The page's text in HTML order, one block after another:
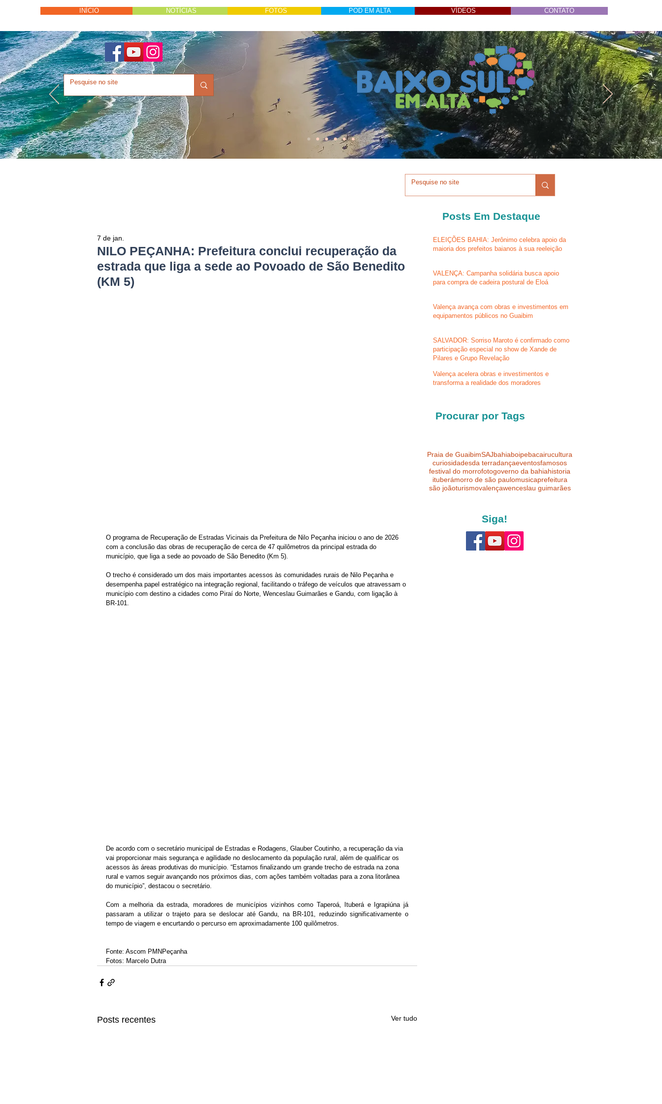
INÍCIO NOTÍCIAS FOTOS POD EM ALTA VÍDEOS CONTATO
NILO PEÇANHA: Prefeitura conclui recuperação da
estrada que liga a sede ao Povoado de São Benedito
(KM 5)
7 de jan.
O programa de Recuperação de Estradas Vicinais da Prefeitura de Nilo Peçanha iniciou o ano de 2026
com a conclusão das obras de recuperação de cerca de 47 quilômetros da principal estrada do
município, que liga a sede ao povoado de São Benedito (Km 5).
O trecho é considerado um dos mais importantes acessos às comunidades rurais de Nilo Peçanha e
desempenha papel estratégico na integração regional, facilitando o tráfego de veículos que atravessam o
município com destino a cidades como Piraí do Norte, Wenceslau Guimarães e Gandu, com ligação à
BR-101.
De acordo com o secretário municipal de Estradas e Rodagens, Glauber Coutinho, a recuperação da via
vai proporcionar mais segurança e agilidade no deslocamento da população rural, além de qualificar os
acessos às áreas produtivas do município. “Estamos finalizando um grande trecho de estrada na zona
rural e vamos seguir avançando nos próximos dias, com ações também voltadas para a zona litorânea
do município”, destacou o secretário.
Com a melhoria da estrada, moradores de municípios vizinhos como Taperoá, Ituberá e Igrapiúna já
passaram a utilizar o trajeto para se deslocar até Gandu, na BR-101, reduzindo significativamente o
tempo de viagem e encurtando o percurso em aproximadamente 100 quilômetros.
Fonte: Ascom PMNPeçanha
Fotos: Marcelo Dutra
Posts recentes Ver tudo
Posts Em Destaque
ELEIÇÕES BAHIA: Jerônimo celebra apoio da
maioria dos prefeitos baianos à sua reeleição
VALENÇA: Campanha solidária busca apoio
para compra de cadeira postural de Eloá
Valença avança com obras e investimentos em
equipamentos públicos no Guaibim
SALVADOR: Sorriso Maroto é confirmado como
participação especial no show de Xande de
Pilares e Grupo Revelação
Valença acelera obras e investimentos e
transforma a realidade dos moradores
Procurar por Tags
Praia de GuaibimSAJbahiaboipebacairucultura
curiosidadesda terradançaeventosfamosos
festival do morrofotogoverno da bahiahistoria
ituberámorro de são paulomusicaprefeitura
são joãoturismovalençawenceslau guimarães
Siga!